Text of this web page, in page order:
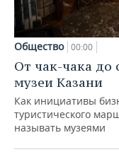
Общество 00:00
От чак-чака до
музеи Казани
Как инициативы
туристического
называть музеями